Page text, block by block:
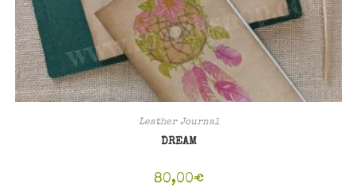
Leather Journal
DREAM
80,00€